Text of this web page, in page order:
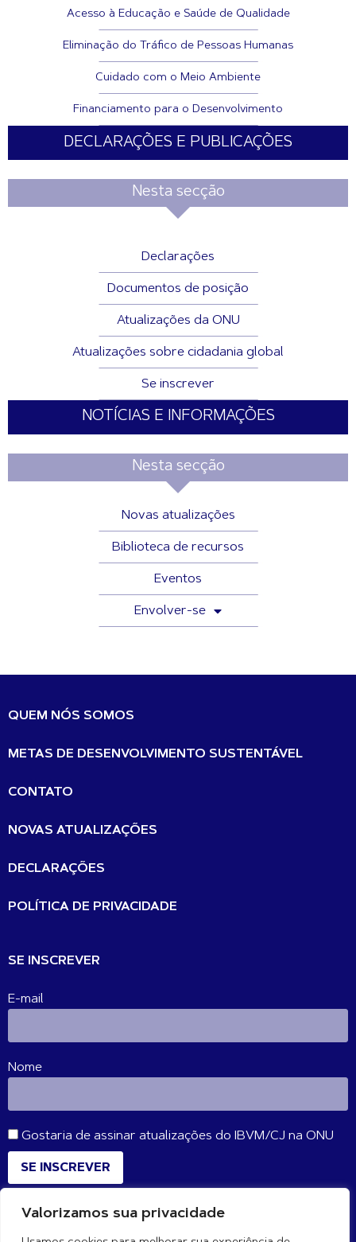
Valorizamos sua privacidade
Acesso à Educação e Saúde de Qualidade
Eliminação do Tráfico de Pessoas Humanas
Cuidado com o Meio Ambiente
Financiamento para o Desenvolvimento
DECLARAÇÕES E PUBLICAÇÕES
Nesta secção
Declarações
Documentos de posição
Atualizações da ONU
Atualizações sobre cidadania global
Se inscrever
NOTÍCIAS E INFORMAÇÕES
Nesta secção
Novas atualizações
Biblioteca de recursos
Eventos
Envolver-se
QUEM NÓS SOMOS
METAS DE DESENVOLVIMENTO SUSTENTÁVEL
CONTATO
NOVAS ATUALIZAÇÕES
DECLARAÇÕES
POLÍTICA DE PRIVACIDADE
SE INSCREVER
E-mail
Nome
Gostaria de assinar atualizações do IBVM/CJ na ONU
SE INSCREVER